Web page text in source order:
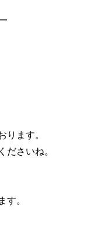
ります。
ださいね。
す。